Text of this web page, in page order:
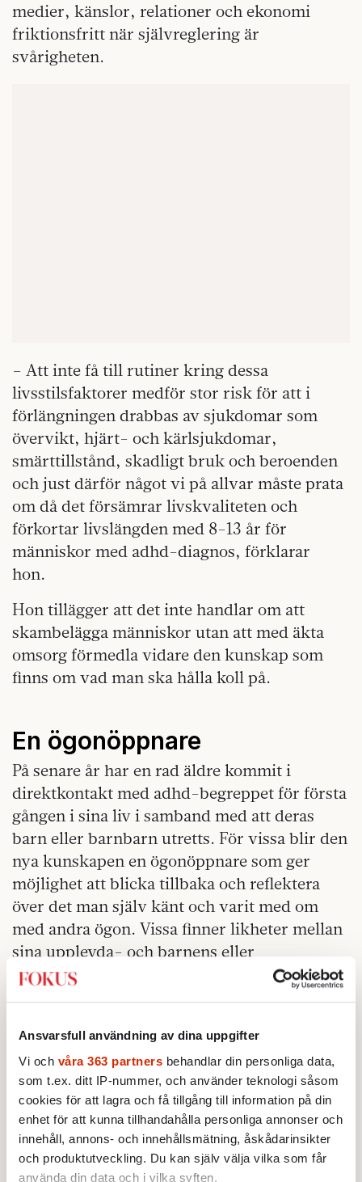
Ansvarsfull användning av dina uppgifter
Vi och våra 363 partners behandlar din personliga data,
som t.ex. ditt IP-nummer, och använder teknologi såsom
cookies för att lagra och få tillgång till information på din
enhet för att kunna tillhandahålla personliga annonser och
innehåll, annons- och innehållsmätning, åskådarinsikter
och produktutveckling. Du kan själv välja vilka som får
använda din data och i vilka syften.
medier, känslor, relationer och ekonomi
friktionsfritt när självreglering är
svårigheten.
– Att inte få till rutiner kring dessa
livsstilsfaktorer medför stor risk för att i
förlängningen drabbas av sjukdomar som
övervikt, hjärt- och kärlsjukdomar,
smärttillstånd, skadligt bruk och beroenden
och just därför något vi på allvar måste prata
om då det försämrar livskvaliteten och
förkortar livslängden med 8-13 år för
människor med adhd-diagnos, förklarar
hon.
Hon tillägger att det inte handlar om att
skambelägga människor utan att med äkta
omsorg förmedla vidare den kunskap som
finns om vad man ska hålla koll på.
En ögonöppnare
På senare år har en rad äldre kommit i
direktkontakt med adhd-begreppet för första
gången i sina liv i samband med att deras
barn eller barnbarn utretts. För vissa blir den
nya kunskapen en ögonöppnare som ger
möjlighet att blicka tillbaka och reflektera
över det man själv känt och varit med om
med andra ögon. Vissa finner likheter mellan
sina upplevda- och barnens eller
barnbarnens diagnostiserade problem och
svårigheter.
– En sådan insikt kan vara befriande då man
plötsligt får en bättre förståelse för varför
man är som man är och har mått som man
har mått. Men den kan också väcka till liv
stor sorg, då den kan förklara en rad
misslyckanden, uppbrott och problem som
kommit av att man haft bristande